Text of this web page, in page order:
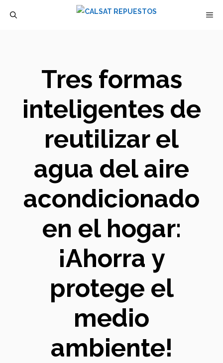
Tres formas
inteligentes de
reutilizar el
agua del aire
acondicionado
en el hogar:
¡Ahorra y
protege el
medio
ambiente!